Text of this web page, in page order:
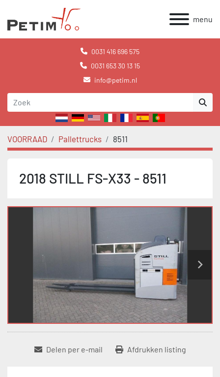
menu
0031 416 696 575
0031 653 30 13 15
info@petim.nl
VOORRAAD Pallettrucks 8511
2018 STILL FS-X33 - 8511
Delen per e-mail Afdrukken listing